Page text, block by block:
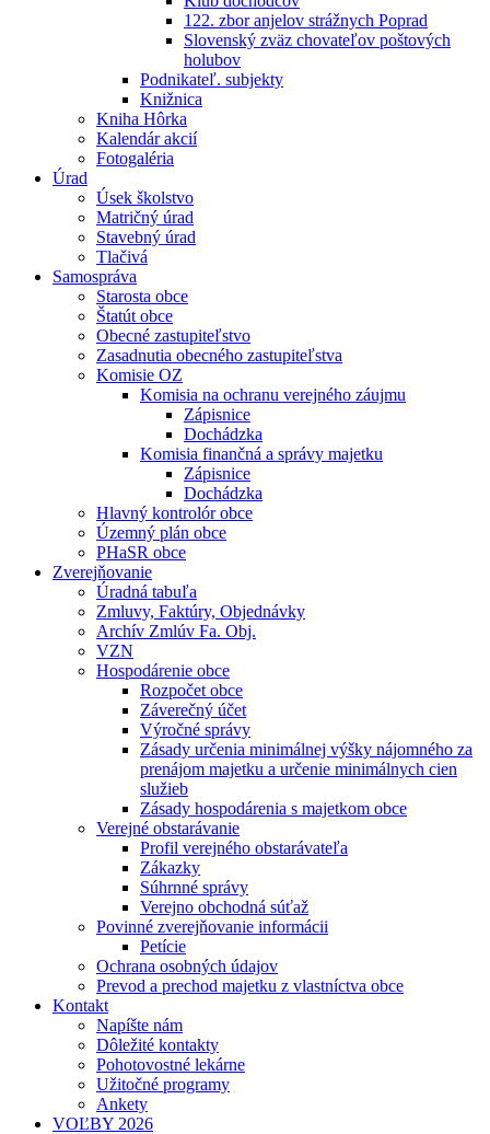
122. zbor anjelov strážnych Poprad
Slovenský zväz chovateľov poštových
holubov
Podnikateľ. subjekty
Knižnica
Kniha Hôrka
Kalendár akcií
Fotogaléria
Úrad
Úsek školstvo
Matričný úrad
Stavebný úrad
Tlačivá
Samospráva
Starosta obce
Štatút obce
Obecné zastupiteľstvo
Zasadnutia obecného zastupiteľstva
Komisie OZ
Komisia na ochranu verejného záujmu
Zápisnice
Dochádzka
Komisia finančná a správy majetku
Zápisnice
Dochádzka
Hlavný kontrolór obce
Územný plán obce
PHaSR obce
Zverejňovanie
Úradná tabuľa
Zmluvy, Faktúry, Objednávky
Archív Zmlúv Fa. Obj.
VZN
Hospodárenie obce
Rozpočet obce
Záverečný účet
Výročné správy
Zásady určenia minimálnej výšky nájomného za
prenájom majetku a určenie minimálnych cien
služieb
Zásady hospodárenia s majetkom obce
Verejné obstarávanie
Profil verejného obstarávateľa
Zákazky
Súhrnné správy
Verejno obchodná súťaž
Povinné zverejňovanie informácii
Petície
Ochrana osobných údajov
Prevod a prechod majetku z vlastníctva obce
Kontakt
Napíšte nám
Dôležité kontakty
Pohotovostné lekárne
Užitočné programy
Ankety
VOĽBY 2026